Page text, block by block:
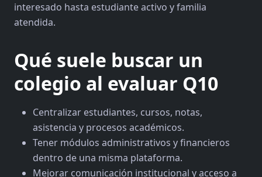
interesado hasta estudiante activo y familia
atendida.
Qué suele buscar un
colegio al evaluar Q10
Centralizar estudiantes, cursos, notas,
asistencia y procesos académicos.
Tener módulos administrativos y financieros
dentro de una misma plataforma.
Mejorar comunicación institucional y acceso a